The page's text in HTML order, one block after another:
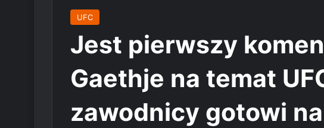
UFC
Jest pierwszy
Gaethje na temat
zawodnicy gotowi